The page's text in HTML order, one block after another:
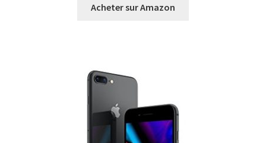
Acheter sur Amazon